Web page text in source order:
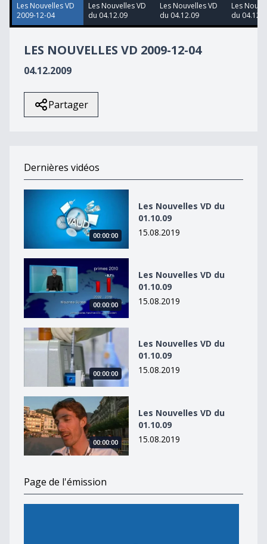
46
seconds
Les Nouvelles VD
2009-12-04
Les Nouvelles VD
du 04.12.09
Les Nouvelles VD
du 04.12.09
Les
du
LES NOUVELLES VD 2009-12-04
04.12.2009
Partager
Dernières vidéos
Les Nouvelles VD du 01.10.09
00:00:00
Les Nouvelles VD du
01.10.09
15.08.2019
Les Nouvelles VD du 01.10.09
00:00:00
Les Nouvelles VD du
01.10.09
15.08.2019
Les Nouvelles VD du 01.10.09
00:00:00
Les Nouvelles VD du
01.10.09
15.08.2019
Les Nouvelles VD du 01.10.09
00:00:00
Les Nouvelles VD du
01.10.09
15.08.2019
Page de l'émission